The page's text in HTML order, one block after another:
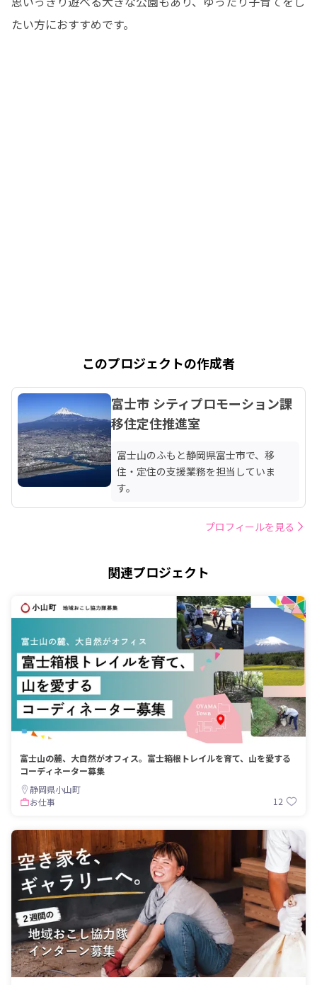
たい方におすすめです。
このプロジェクトの作成者
富士市 シティプロモーション課
移住定住推進室
富士山のふもと静岡県富士市で、移
住・定住の支援業務を担当していま
す。
プロフィールを見る
関連プロジェクト
富士山の麓、大自然がオフィス。富士箱根トレイルを育て、山を愛する
コーディネーター募集
静岡県小山町
お仕事
12